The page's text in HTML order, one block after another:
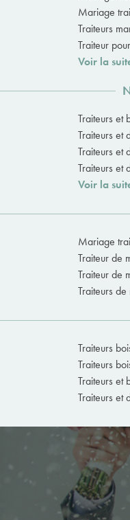
Mariage
Traiteurs
Traiteur
Voir la
Traiteurs et
Traiteurs et
Traiteurs et
Traiteurs et
Voir la
Mariage
Traiteur de
Traiteur de
Traiteurs
Traiteurs
Traiteurs
Traiteurs et
Traiteurs et